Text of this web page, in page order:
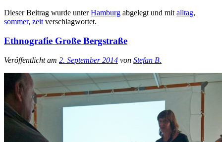
Dieser Beitrag wurde unterHamburg abgelegt und mit alltag,
sommer, zeit verschlagwortet.
Ethnografie Große Bergstraße
Veröffentlicht am 2. September 2014 von Stefan B.